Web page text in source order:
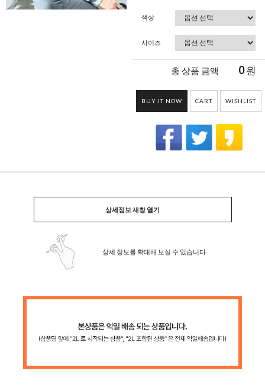
색상
사이즈
총 상품 금액 0원
BUY IT NOW CART WISHLIST
상세정보 새창 열기
상세 정보를 확대해 보실 수 있습니다.